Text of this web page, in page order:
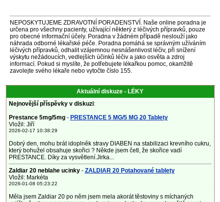
NEPOSKYTUJEME ZDRAVOTNÍ PORADENSTVÍ. Naše online poradna je
určena pro všechny pacienty, užívající některý z léčivých přípravků, pouze
pro obecné informační účely. Poradna v žádném případě neslouží jako
náhrada odborné lékařské péče. Poradna pomáhá se správným užíváním
léčivých přípravků, odhalit vzájemnou nesnášenlivost léčiv, při snížení
výskytu nežádoucích, vedlejších účinků léčiv a jako osvěta a zdroj
informací. Pokud si myslíte, že potřebujete lékařkou pomoc, okamžitě
zavolejte svého lékaře nebo vytočte číslo 155.
Aktuální diskuze - LÉKY
Nejnovější příspěvky v diskuzi:
Prestance 5mg/5mg- PRESTANCE 5 MG/5 MG 20 Tablety
Vložil: Jiří
2026-02-17 10:38:29
Dobrý den, mohu brát idoplněk stravy DIABEN na stabilizaci krevního cukru,
který bohužel obsahuje skořici ? Někde jsem četl, že skořice vadí
PRESTANCE. Díky za vysvětlení.Jirka...
Zaldiar 20 neblahe ucinky- ZALDIAR 20 Potahované tablety
Vložil: Markéta
2026-01-08 05:23:22
Měla jsem Zaldiar 20 po něm jsem mela akorát těstoviny s míchaných